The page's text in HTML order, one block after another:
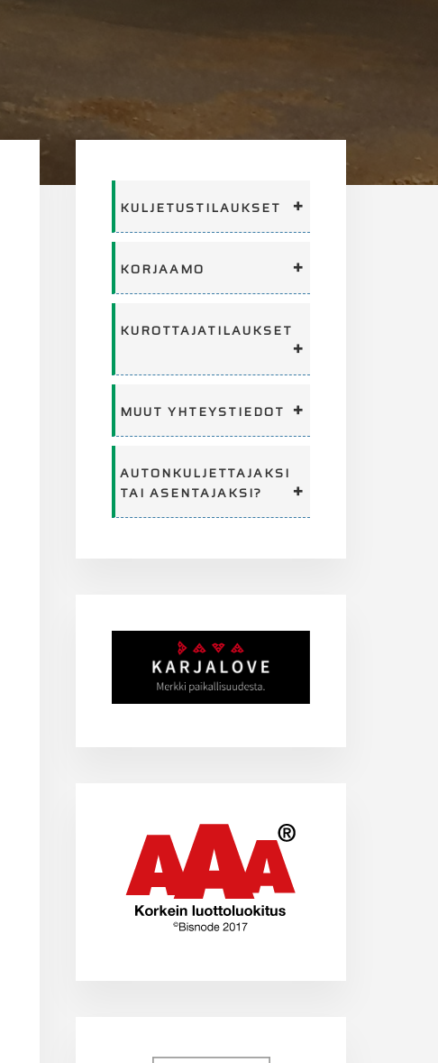
sivupalkki
KULJETUSTILAUKSET
KORJAAMO
KUROTTAJATILAUKSET
MUUT YHTEYSTIEDOT
AUTONKULJETTAJAKSI
TAI ASENTAJAKSI?